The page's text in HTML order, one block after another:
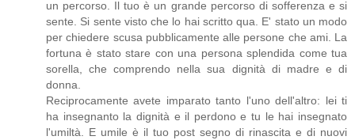
un percorso. Il tuo è un grande percorso di sofferenza e si
sente. Si sente visto che lo hai scritto qua. E' stato un modo
per chiedere scusa pubblicamente alle persone che ami. La
fortuna è stato stare con una persona splendida come tua
sorella, che comprendo nella sua dignità di madre e di
donna.
Reciprocamente avete imparato tanto l'uno dell'altro: lei ti
ha insegnanto la dignità e il perdono e tu le hai insegnato
l'umiltà. E umile è il tuo post segno di rinascita e di nuovi